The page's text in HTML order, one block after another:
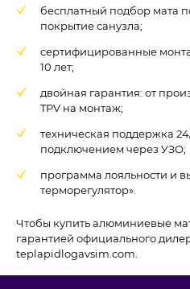
бесплатный подбор мата
покрытие санузла;
сертифицированные
10 лет;
двойная гарантия: от
TPV на монтаж;
техническая поддержка
подключением через УЗО;
программа лояльности и
терморегулятор».
Чтобы купить алюминиевые
гарантией официального
teplapidlogavsim.com.